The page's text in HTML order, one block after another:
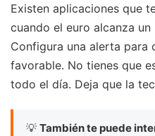
Existen aplicaciones que
cuando el euro alcanza
Configura una alerta para
favorable. No tienes que
todo el día. Deja que la
💡 También te puede